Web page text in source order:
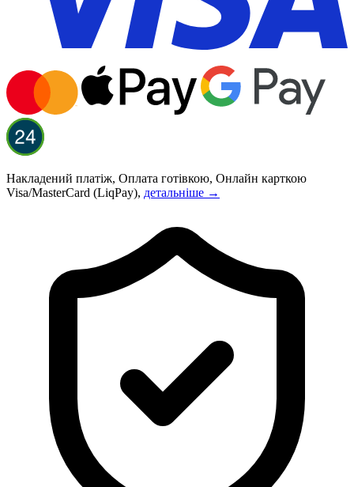
Накладений платіж, Оплата готівкою, Онлайн карткою
Visa/MasterCard (LiqPay), детальніше →